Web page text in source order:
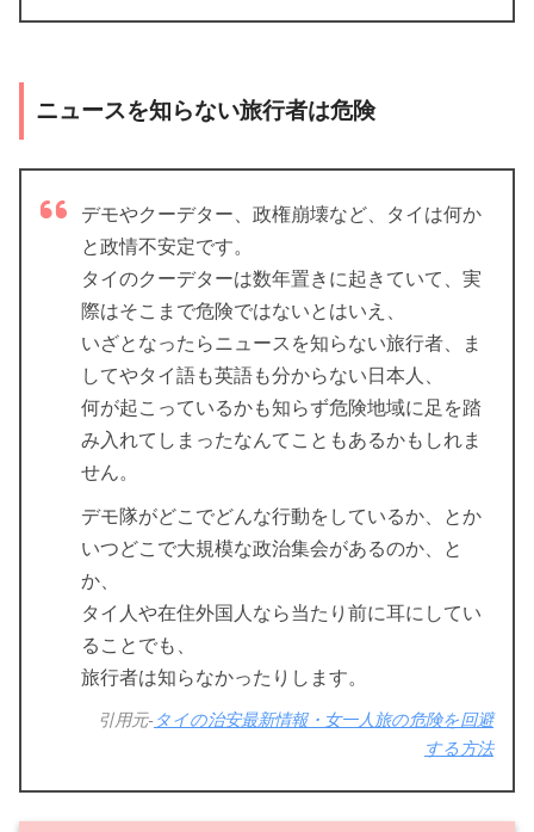
ニュースを知らない旅行者は危険
デモやクーデター、政権崩壊など、タイは何か
と政情不安定です。
タイのクーデターは数年置きに起きていて、実
際はそこまで危険ではないとはいえ、
いざとなったらニュースを知らない旅行者、ま
してやタイ語も英語も分からない日本人、
何が起こっているかも知らず危険地域に足を踏
み入れてしまったなんてこともあるかもしれま
せん。
デモ隊がどこでどんな行動をしているか、とか
いつどこで大規模な政治集会があるのか、と
か、
タイ人や在住外国人なら当たり前に耳にしてい
ることでも、
旅行者は知らなかったりします。
引用元-タイの治安最新情報・女一人旅の危険を回避
する方法